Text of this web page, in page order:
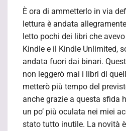
È ora di ammetterlo in via
lettura è andata
letto pochi dei libri che
Kindle e il Kindle Unlimited,
andata fuori dai binari.
non leggerò mai i libri di
metterò più tempo del
anche grazie a questa sfida
un po’ più oculata nei miei
stato tutto inutile. La novità